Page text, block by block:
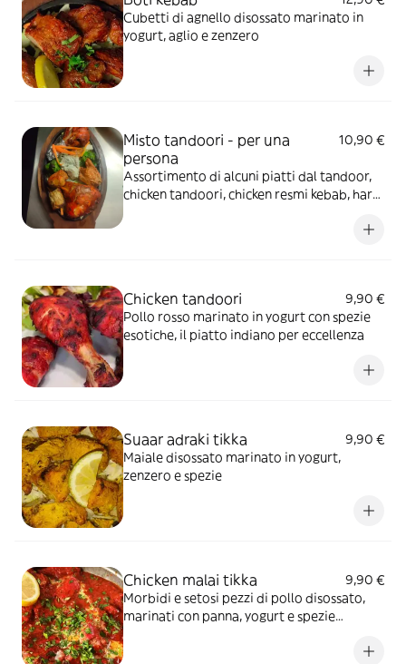
Cubetti di agnello disossato marinato in
yogurt, aglio e zenzero
Misto tandoori - per una
persona
10,90 €
Assortimento di alcuni piatti dal tandoor,
chicken tandoori, chicken resmi kebab, hara
Chicken tandoori
9,90 €
Pollo rosso marinato in yogurt con spezie
esotiche, il piatto indiano per eccellenza
Suaar adraki tikka
9,90 €
Maiale disossato marinato in yogurt,
zenzero e spezie
Chicken malai tikka
9,90 €
Morbidi e setosi pezzi di pollo disossato,
marinati con panna, yogurt e spezie